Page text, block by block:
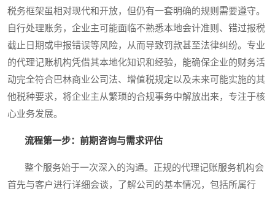
税务框架虽相对现代和开放，但仍有一套明确的规则需要遵守。
自行处理账务，企业主可能面临不熟悉本地会计准则、错过报税
截止日期或申报错误等风险，从而导致罚款甚至法律纠纷。专业
的代理记账机构凭借其本地化知识和经验，能确保企业的财务活
动完全符合巴林商业公司法、增值税规定以及未来可能实施的其
他税种要求，将企业主从繁琐的合规事务中解放出来，专注于核
心业务发展。
流程第一步：前期咨询与需求评估
整个服务始于一次深入的沟通。正规的代理记账服务机构会
首先与客户进行详细会谈，了解公司的基本情况，包括所属行